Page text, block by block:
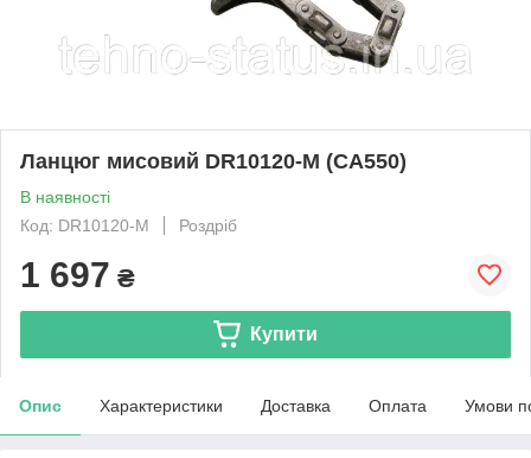
Ланцюг мисовий DR10120-M (CA550)
В наявності
Код: DR10120-M
Роздріб
1 697 ₴
Купити
Опис Характеристики Доставка Оплата Умови